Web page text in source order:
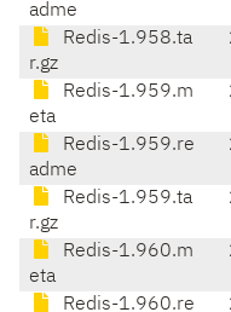
adme
Redis-1.958.ta
r.gz
Redis-1.959.m
eta
Redis-1.959.re
adme
Redis-1.959.ta
r.gz
Redis-1.960.m
eta
Redis-1.960.re